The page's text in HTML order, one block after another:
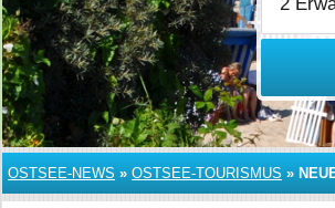
OSTSEE-NEWS » OSTSEE-TOURISMUS »